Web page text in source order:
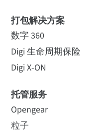
打包解决方案
数字 360
Digi 生命周期保险
Digi X-ON
托管服务
Opengear
粒子